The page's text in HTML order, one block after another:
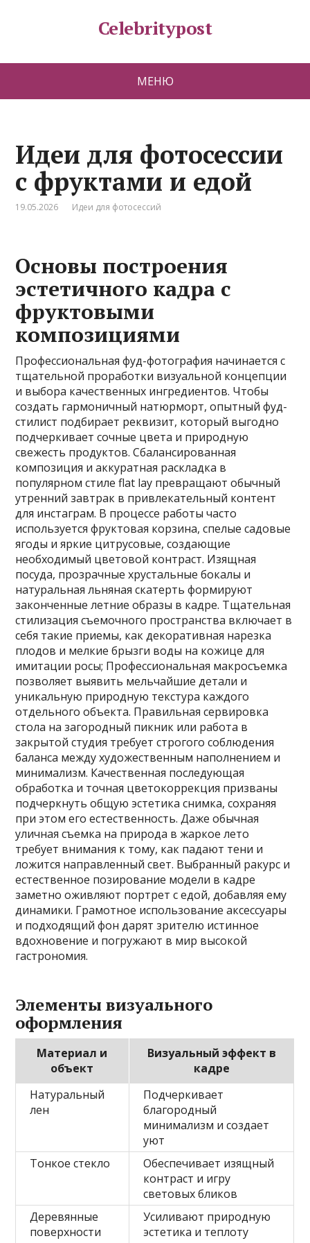
Celebritypost
МЕНЮ
Идеи для фотосессии
с фруктами и едой
19.05.2026 Идеи для фотосессий
Основы построения
эстетичного кадра с
фруктовыми
композициями
Профессиональная фуд-фотография начинается с
тщательной проработки визуальной концепции
и выбора качественных ингредиентов. Чтобы
создать гармоничный натюрморт, опытный фуд-
стилист подбирает реквизит, который выгодно
подчеркивает сочные цвета и природную
свежесть продуктов. Сбалансированная
композиция и аккуратная раскладка в
популярном стиле flat lay превращают обычный
утренний завтрак в привлекательный контент
для инстаграм. В процессе работы часто
используется фруктовая корзина, спелые садовые
ягоды и яркие цитрусовые, создающие
необходимый цветовой контраст. Изящная
посуда, прозрачные хрустальные бокалы и
натуральная льняная скатерть формируют
законченные летние образы в кадре. Тщательная
стилизация съемочного пространства включает в
себя такие приемы, как декоративная нарезка
плодов и мелкие брызги воды на кожице для
имитации росы; Профессиональная макросъемка
позволяет выявить мельчайшие детали и
уникальную природную текстура каждого
отдельного объекта. Правильная сервировка
стола на загородный пикник или работа в
закрытой студия требует строгого соблюдения
баланса между художественным наполнением и
минимализм. Качественная последующая
обработка и точная цветокоррекция призваны
подчеркнуть общую эстетика снимка, сохраняя
при этом его естественность. Даже обычная
уличная съемка на природа в жаркое лето
требует внимания к тому, как падают тени и
ложится направленный свет. Выбранный ракурс и
естественное позирование модели в кадре
заметно оживляют портрет с едой, добавляя ему
динамики. Грамотное использование аксессуары
и подходящий фон дарят зрителю истинное
вдохновение и погружают в мир высокой
гастрономия.
Элементы визуального
оформления
Материал и
объект
Визуальный эффект в
кадре
Натуральный
лен
Подчеркивает
благородный
минимализм и создает
уют
Тонкое стекло
Обеспечивает изящный
контраст и игру
световых бликов
Деревянные
поверхности
Усиливают природную
эстетика и теплоту